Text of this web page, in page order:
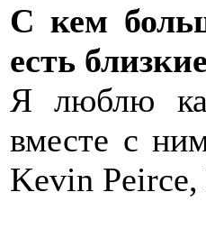
С кем
есть
Я люблю
вместе с
Kevin